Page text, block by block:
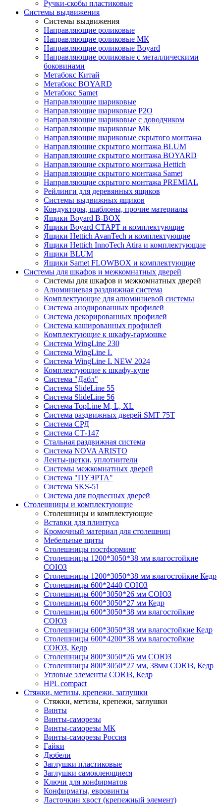
Ручки-скобы пластиковые
Системы выдвижения
Системы выдвижения
Направляющие роликовые
Направляющие роликовые МК
Направляющие роликовые Boyard
Направляющие роликовые с металлическими
боковинами
Метабокс Китай
Метабокс BOYARD
Метабокс Samet
Направляющие шариковые
Направляющие шариковые P2O
Направляющие шариковые с доводчиком
Направляющие шариковые МК
Направляющие шариковые скрытого монтажа
Направляющие скрытого монтажа BLUM
Направляющие скрытого монтажа BOYARD
Направляющие скрытого монтажа Hettich
Направляющие скрытого монтажа Samet
Направляющие скрытого монтажа PREMIAL
Рейлинги для деревянных ящиков
Системы выдвижных ящиков
Кондукторы, шаблоны, прочие материалы
Ящики Boyard B-BOX
Ящики Boyard СТАРТ и комплектующие
Ящики Hettich AvanTech и комплектующие
Ящики Hettich InnoTech Atira и комплектующие
Ящики BLUM
Ящики Samet FLOWBOX и комплектующие
Системы для шкафов и межкомнатных дверей
Системы для шкафов и межкомнатных дверей
Алюминиевая раздвижная система
Комплектующие для алюминиевой системы
Система анодированных профилей
Система декорированных профилей
Система кашированных профилей
Комплектующие к шкафу-гармошке
Система WingLine 230
Система WingLine L
Система WingLine L NEW 2024
Комплектующие к шкафу-купе
Система "Дабл"
Система SlideLine 55
Система SlideLine 56
Система TopLine M, L, XL
Система раздвижных дверей SMT 75T
Система СРД
Система СТ-147
Стальная раздвижная система
Система NOVA ARISTO
Ленты-щетки, уплотнители
Системы межкомнатных дверей
Система "ПУЭРТА"
Система SKS-51
Система для подвесных дверей
Столешницы и комплектующие
Столешницы и комплектующие
Вставки для плинтуса
Кромочный материал для столешниц
Мебельные щиты
Столешницы постформинг
Столешницы 1200*3050*38 мм влагостойкие
СОЮЗ
Столешницы 1200*3050*38 мм влагостойкие Кедр
Столешницы 600*2440 СОЮЗ
Столешницы 600*3050*26 мм СОЮЗ
Столешницы 600*3050*27 мм Кедр
Столешницы 600*3050*38 мм влагостойкие
СОЮЗ
Столешницы 600*3050*38 мм влагостойкие Кедр
Столешницы 600*4200*38 мм влагостойкие
СОЮЗ, Кедр
Столешницы 800*3050*26 мм СОЮЗ
Столешницы 800*3050*27 мм, 38мм СОЮЗ, Кедр
Угловые элементы СОЮЗ, Кедр
HPL compact
Стяжки, метизы, крепежи, заглушки
Стяжки, метизы, крепежи, заглушки
Винты
Винты-саморезы
Винты-саморезы МК
Винты-саморезы Россия
Гайки
Дюбели
Заглушки пластиковые
Заглушки самоклеющиеся
Ключи для конфирматов
Конфирматы, евровинты
Ласточкин хвост (крепежный элемент)